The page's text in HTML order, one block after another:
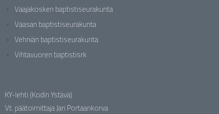
Vaajakosken baptistiseurakunta
Vaasan baptistiseurakunta
Vehniän baptistiseurakunta
Vihtavuoren baptistisrk
KY-lehti (Kodin Ystävä)
Vt. päätoimittaja Jari Portaankorva